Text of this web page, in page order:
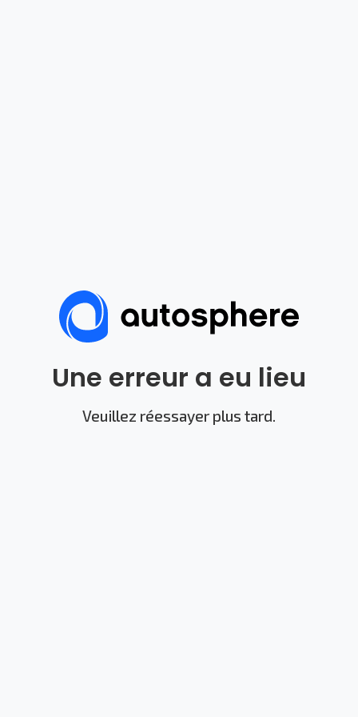
Une erreur a eu lieu
Veuillez réessayer plus tard.